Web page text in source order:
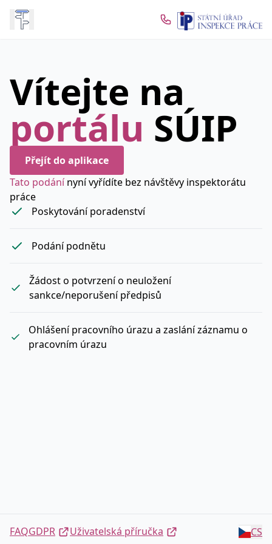
Vítejte na
portálu SÚIP
Přejít do aplikace
Tato podánínyní vyřídíte bez návštěvy inspektorátu
práce
Poskytování poradenství
Podání podnětu
Žádost o potvrzení o neuložení
sankce/neporušení předpisů
Ohlášení pracovního úrazu a zaslání záznamu o
pracovním úrazu
FAQGDPR Uživatelská příručka CS